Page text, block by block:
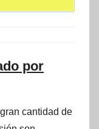
por
cantidad de